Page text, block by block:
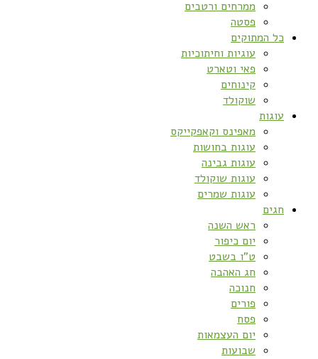
ממרחים ורטבים
פסטה
כל המתוקים
עוגיות וחיתוכיות
פאי וטארט
קינוחים
שוקולד
עוגות
מאפינס וקאפקייקס
עוגות בחושות
עוגות גבינה
עוגות שוקולד
עוגות שמרים
חגים
ראש השנה
יום כיפור
ט”ו בשבט
חג האהבה
חנוכה
פורים
פסח
יום העצמאות
שבועות